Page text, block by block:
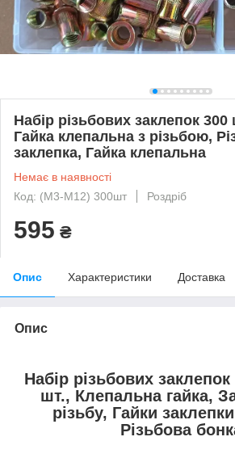
Набір різьбових заклепок
Гайка клепальна з різьбою,
заклепка, Гайка клепальна
Немає в наявності
Код: (M3-M12) 300шт
Роздріб
595 ₴
Опис Характеристики Доставка
Опис
Набір різьбових
шт., Клепальна гайка,
різьбу, Гайки
Різьбова